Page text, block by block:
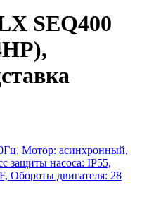
SEQ400
Мотор: асинхронный,
защиты насоса: IP55,
Обороты двигателя: 28